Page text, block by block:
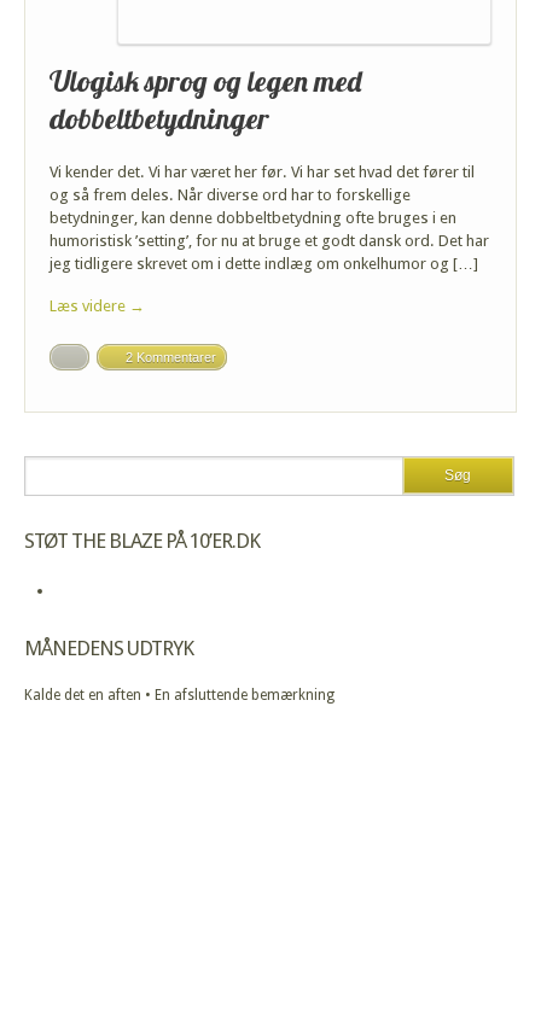
Ulogisk sprog og legen med
dobbeltbetydninger
Vi kender det. Vi har været her før. Vi har set hvad det fører til
og så frem deles. Når diverse ord har to forskellige
betydninger, kan denne dobbeltbetydning ofte bruges i en
humoristisk ’setting’, for nu at bruge et godt dansk ord. Det har
jeg tidligere skrevet om i dette indlæg om onkelhumor og […]
Læs videre →
2 Kommentarer
STØT THE BLAZE PÅ 10’ER.DK
MÅNEDENS UDTRYK
Kalde det en aften • En afsluttende bemærkning